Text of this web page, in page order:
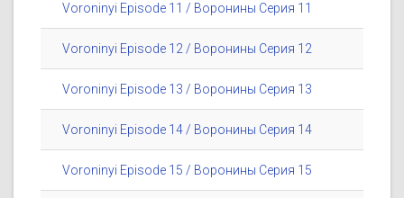
Voroninyi Episode 11 / Воронины Серия 11
Voroninyi Episode 12 / Воронины Серия 12
Voroninyi Episode 13 / Воронины Серия 13
Voroninyi Episode 14 / Воронины Серия 14
Voroninyi Episode 15 / Воронины Серия 15